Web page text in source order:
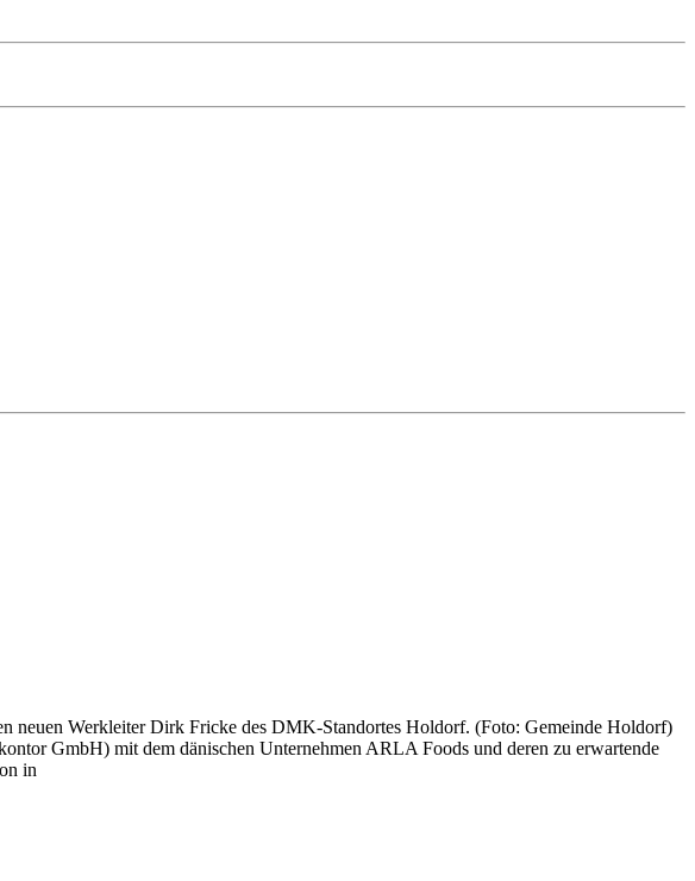
neuen Werkleiter Dirk Fricke des DMK-Standortes Holdorf. (Foto: Gemeinde Holdorf)
GmbH) mit dem dänischen Unternehmen ARLA Foods und deren zu erwartende
in